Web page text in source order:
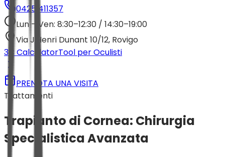
0425 411357
Lun – Ven: 8:30–12:30 / 14:30–19:00
Via J.Henri Dunant 10/12, Rovigo
3C CalculatorTool per Oculisti
PRENOTA UNA VISITA
Trattamenti
Trapianto di Cornea: Chirurgia
Specialistica Avanzata